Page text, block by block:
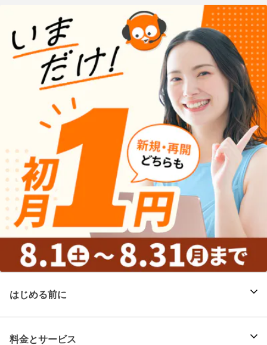
はじめる前に
料金とサービス